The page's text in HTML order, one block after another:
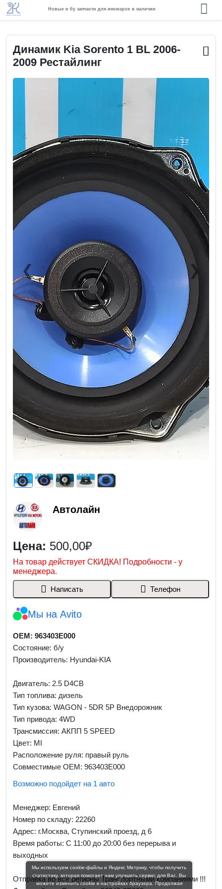
Новые и бу запчасти для иномарок в наличии
Динамик Kia Sorento 1 BL 2006-
2009 Рестайлинг
❮Previous ❯Next
Автолайн
Цена: 500,00₽
На товар действует СКИДКА! Подробности - у
менеджера.
Написать Телефон
Мы на Avito
OEM: 963403E000
Состояние: б/у
Производитель: Hyundai-KIA
Двигатель: 2.5 D4CB
Тип топлива: дизель
Тип кузова: WAGON - 5DR 5P Внедорожник
Тип привода: 4WD
Трансмиссия: AКПП 5 SPEED
Цвет: MI
Расположение руля: правый руль
Совместимые OEM: 963403E000
Возможно подойдет на 1 авто
Менеджер: Евгений
Номер по складу: 22260
Адрес: г.Москва, Ступинский проезд, д 6
Время работы: С 11:00 до 20:00 без перерыва и
выходных
Отправка во все регионы Транспортными компаниями !!!
Мы используем cookie-файлы и Яндекс Метрику, чтобы получить
статистику, которая помогает нам улучшить сервис для Вас. Вы
можете изменить cookie в настройках браузера. Продолжая